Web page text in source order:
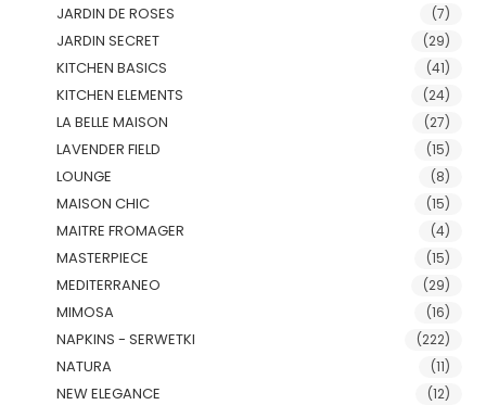
JARDIN DE ROSES (7)
JARDIN SECRET (29)
KITCHEN BASICS (41)
KITCHEN ELEMENTS (24)
LA BELLE MAISON (27)
LAVENDER FIELD (15)
LOUNGE (8)
MAISON CHIC (15)
MAITRE FROMAGER (4)
MASTERPIECE (15)
MEDITERRANEO (29)
MIMOSA (16)
NAPKINS - SERWETKI (222)
NATURA (11)
NEW ELEGANCE (12)